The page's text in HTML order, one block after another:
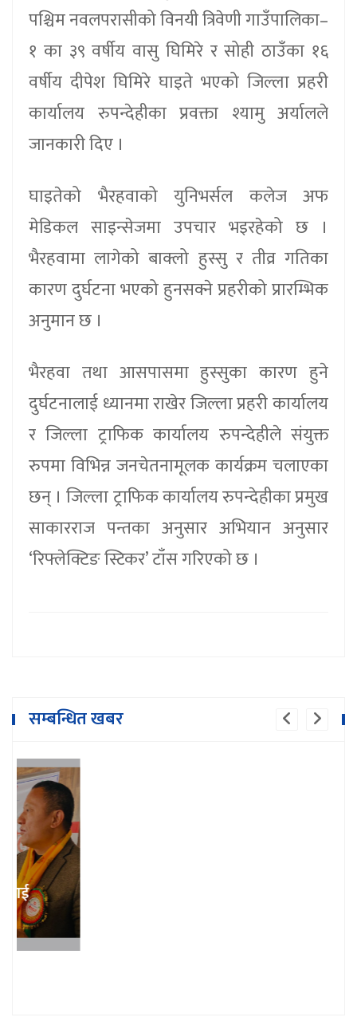
पश्चिम नवलपरासीको विनयी त्रिवेणी गाउँपालिका–
१ का ३९ वर्षीय वासु घिमिरे र सोही ठाउँका १६
वर्षीय दीपेश घिमिरे घाइते भएको जिल्ला प्रहरी
कार्यालय रुपन्देहीका प्रवक्ता श्यामु अर्यालले
जानकारी दिए ।
घाइतेको भैरहवाको युनिभर्सल कलेज अफ
मेडिकल साइन्सेजमा उपचार भइरहेको छ ।
भैरहवामा लागेको बाक्लो हुस्सु र तीव्र गतिका
कारण दुर्घटना भएको हुनसक्ने प्रहरीको प्रारम्भिक
अनुमान छ ।
भैरहवा तथा आसपासमा हुस्सुका कारण हुने
दुर्घटनालाई ध्यानमा राखेर जिल्ला प्रहरी कार्यालय
र जिल्ला ट्राफिक कार्यालय रुपन्देहीले संयुक्त
रुपमा विभिन्न जनचेतनामूलक कार्यक्रम चलाएका
छन् । जिल्ला ट्राफिक कार्यालय रुपन्देहीका प्रमुख
साकारराज पन्तका अनुसार अभियान अनुसार
‘रिफ्लेक्टिङ स्टिकर’ टाँस गरिएको छ ।
सम्बन्धित खबर
भुम्लु गाउँपालिका शिक्षक संघको अध्यक्षमा
गोबिन्दराज खरेल